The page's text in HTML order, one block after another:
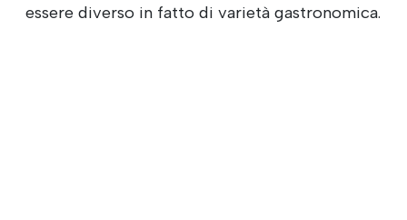
essere diverso in fatto di varietà gastronomica.